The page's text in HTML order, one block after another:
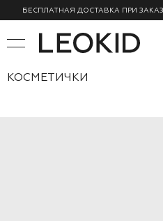
БЕСПЛАТНАЯ ДОСТАВКА ПРИ
КОСМЕТИЧКИ